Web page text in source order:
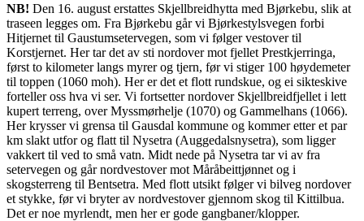
NB! Den 16. august erstattes Skjellbreidhytta med Bjørkebu, slik at
traseen legges om. Fra Bjørkebu går vi Bjørkestylsvegen forbi
Hitjernet til Gaustumsetervegen, som vi følger vestover til
Korstjernet. Her tar det av sti nordover mot fjellet Prestkjerringa,
først to kilometer langs myrer og tjern, før vi stiger 100 høydemeter
til toppen (1060 moh). Her er det et flott rundskue, og ei sikteskive
forteller oss hva vi ser. Vi fortsetter nordover Skjellbreidfjellet i lett
kupert terreng, over Myssmørhelje (1070) og Gammelhans (1066).
Her krysser vi grensa til Gausdal kommune og kommer etter et par
km slakt utfor og flatt til Nysetra (Auggedalsnysetra), som ligger
vakkert til ved to små vatn. Midt nede på Nysetra tar vi av fra
setervegen og går nordvestover mot Måråbeittjønnet og i
skogsterreng til Bentsetra. Med flott utsikt følger vi bilveg nordover
et stykke, før vi bryter av nordvestover gjennom skog til Kittilbua.
Det er noe myrlendt, men her er gode gangbaner/klopper.